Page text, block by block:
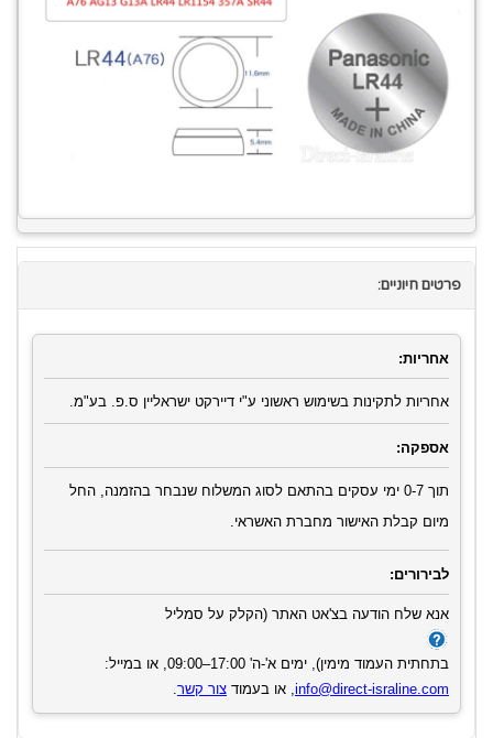
פרטים חיוניים:
אחריות:
אחריות לתקינות בשימוש ראשוני ע"י דיירקט ישראליין ס.פ. בע"מ.
אספקה:
תוך 0-7 ימי עסקים בהתאם לסוג המשלוח שנבחר בהזמנה, החל
מיום קבלת האישור מחברת האשראי.
לבירורים:
אנא שלח הודעה בצ'אט האתר (הקלק על סמליל
בתחתית העמוד מימין), ימים א'-ה' 17:00–09:00, או במייל:
info@direct-israline.com , או בעמוד צור קשר